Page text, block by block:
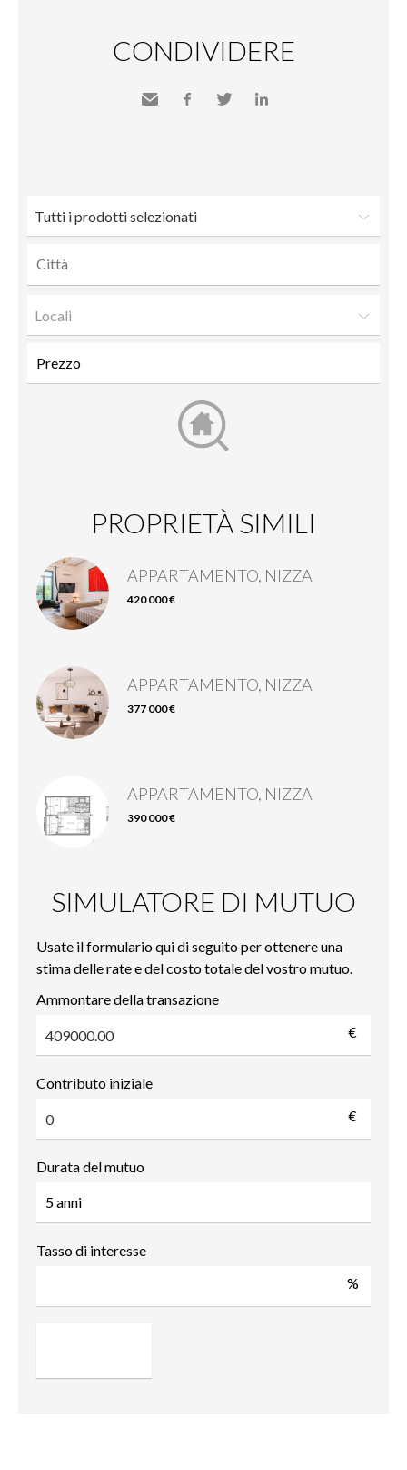
CONDIVIDERE
Tutti i prodotti selezionati
Locali
PROPRIETÀ SIMILI
APPARTAMENTO, NIZZA
420 000 €
APPARTAMENTO, NIZZA
377 000 €
APPARTAMENTO, NIZZA
390 000 €
SIMULATORE DI MUTUO
Usate il formulario qui di seguito per ottenere una
stima delle rate e del costo totale del vostro mutuo.
Ammontare della transazione
€
Contributo iniziale
€
Durata del mutuo
Tasso di interesse
%